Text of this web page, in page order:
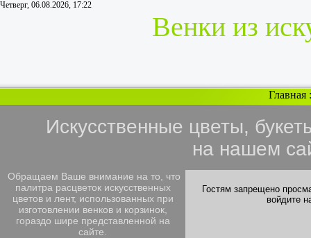
Четверг, 06.08.2026, 17:22
Венки из
Главная
Искусственные цветы,
на нашем
Обращаем Ваше внимание на то, что
палитра расцветок искусственных
цветов и лент, использованных при
изготовлении венков и корзинок,
гораздо шире представленной на
сайте.
Гостям запрещено
войдите